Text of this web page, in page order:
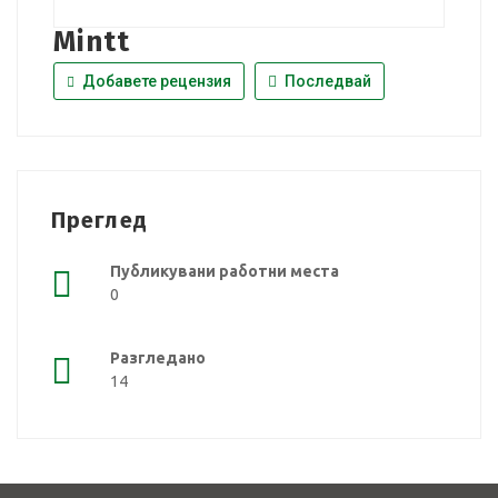
Mintt
Добавете рецензия Последвай
Преглед
Публикувани работни места
0
Разгледано
14